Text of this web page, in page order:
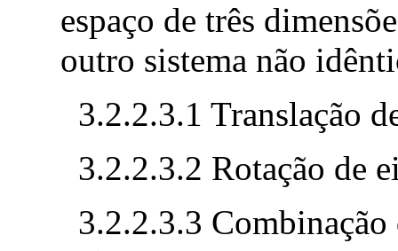
espaço de três
outro sistema não
3.2.2.3.1 Translação
3.2.2.3.2 Rotação de
3.2.2.3.3 Combinação